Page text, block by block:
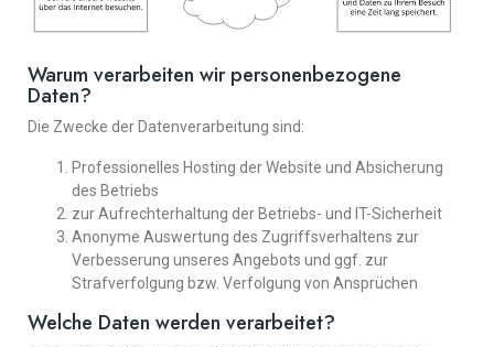
Warum verarbeiten wir personenbezogene
Daten?
Die Zwecke der Datenverarbeitung sind:
Professionelles Hosting der Website und Absicherung
des Betriebs
zur Aufrechterhaltung der Betriebs- und IT-Sicherheit
Anonyme Auswertung des Zugriffsverhaltens zur
Verbesserung unseres Angebots und ggf. zur
Strafverfolgung bzw. Verfolgung von Ansprüchen
Welche Daten werden verarbeitet?